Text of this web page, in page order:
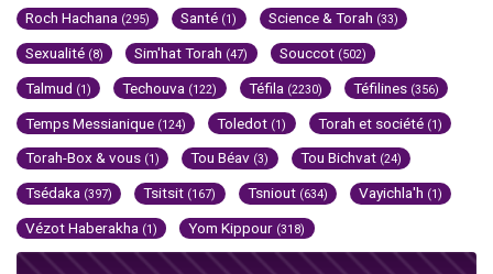
Roch Hachana (295) Santé (1) Science & Torah (33)
Sexualité (8) Sim'hat Torah (47) Souccot (502)
Talmud (1) Techouva (122) Téfila (2230) Téfilines (356)
Temps Messianique (124) Toledot (1) Torah et société (1)
Torah-Box & vous (1) Tou Béav (3) Tou Bichvat (24)
Tsédaka (397) Tsitsit (167) Tsniout (634) Vayichla'h (1)
Vézot Haberakha (1) Yom Kippour (318)